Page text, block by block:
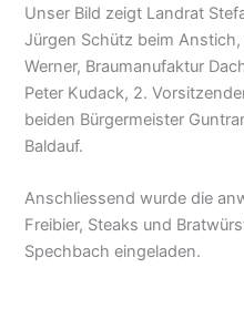
Unser Bild zeigt Landrat
Jürgen Schütz beim
Werner, Braumanufaktur
Peter Kudack, 2.
beiden Bürgermeister
Baldauf.
Anschliessend wurde die
Freibier, Steaks und
Spechbach eingeladen.